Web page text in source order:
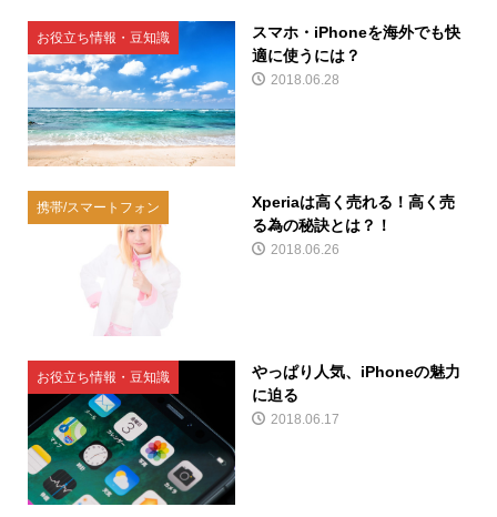
お役立ち情報・豆知識
スマホ・iPhoneを海外でも快
適に使うには？
2018.06.28
携帯/スマートフォン
Xperiaは高く売れる！高く売
る為の秘訣とは？！
2018.06.26
お役立ち情報・豆知識
やっぱり人気、iPhoneの魅力
に迫る
2018.06.17